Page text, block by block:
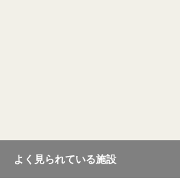
よく見られている施設